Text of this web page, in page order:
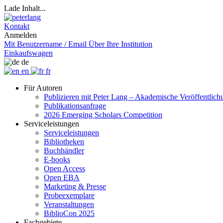
Lade Inhalt...
Kontakt
Anmelden
Mit Benutzername / Email Über Ihre Institution
Einkaufswagen
de
en
fr
Für Autoren
Publizieren mit Peter Lang – Akademische
Publikationsanfrage
2026 Emerging Scholars Competition
Serviceleistungen
Serviceleistungen
Bibliotheken
Buchhändler
E-books
Open Access
Open EBA
Marketing & Presse
Probeexemplare
Veranstaltungen
BiblioCon 2025